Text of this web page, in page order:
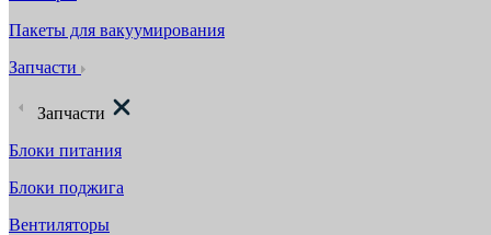
Пакеты для вакуумирования
Запчасти
Запчасти
Блоки питания
Блоки поджига
Вентиляторы